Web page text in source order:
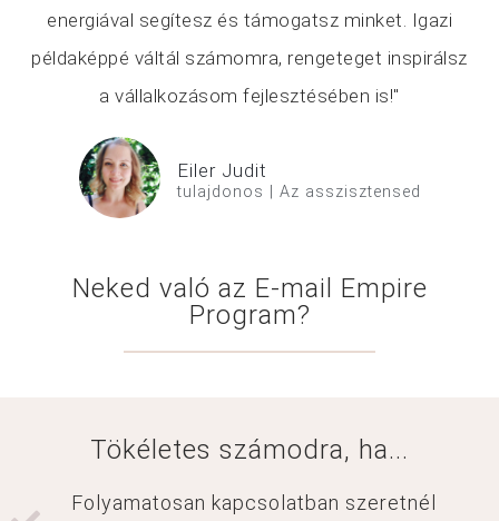
energiával segítesz és támogatsz minket. Igazi
példaképpé váltál számomra, rengeteget inspirálsz
a vállalkozásom fejlesztésében is!"
Eiler Judit
tulajdonos | Az asszisztensed
Neked való az E-mail Empire
Program?
Tökéletes számodra, ha...
Folyamatosan kapcsolatban szeretnél